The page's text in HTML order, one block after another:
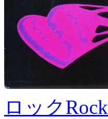
ロックRock